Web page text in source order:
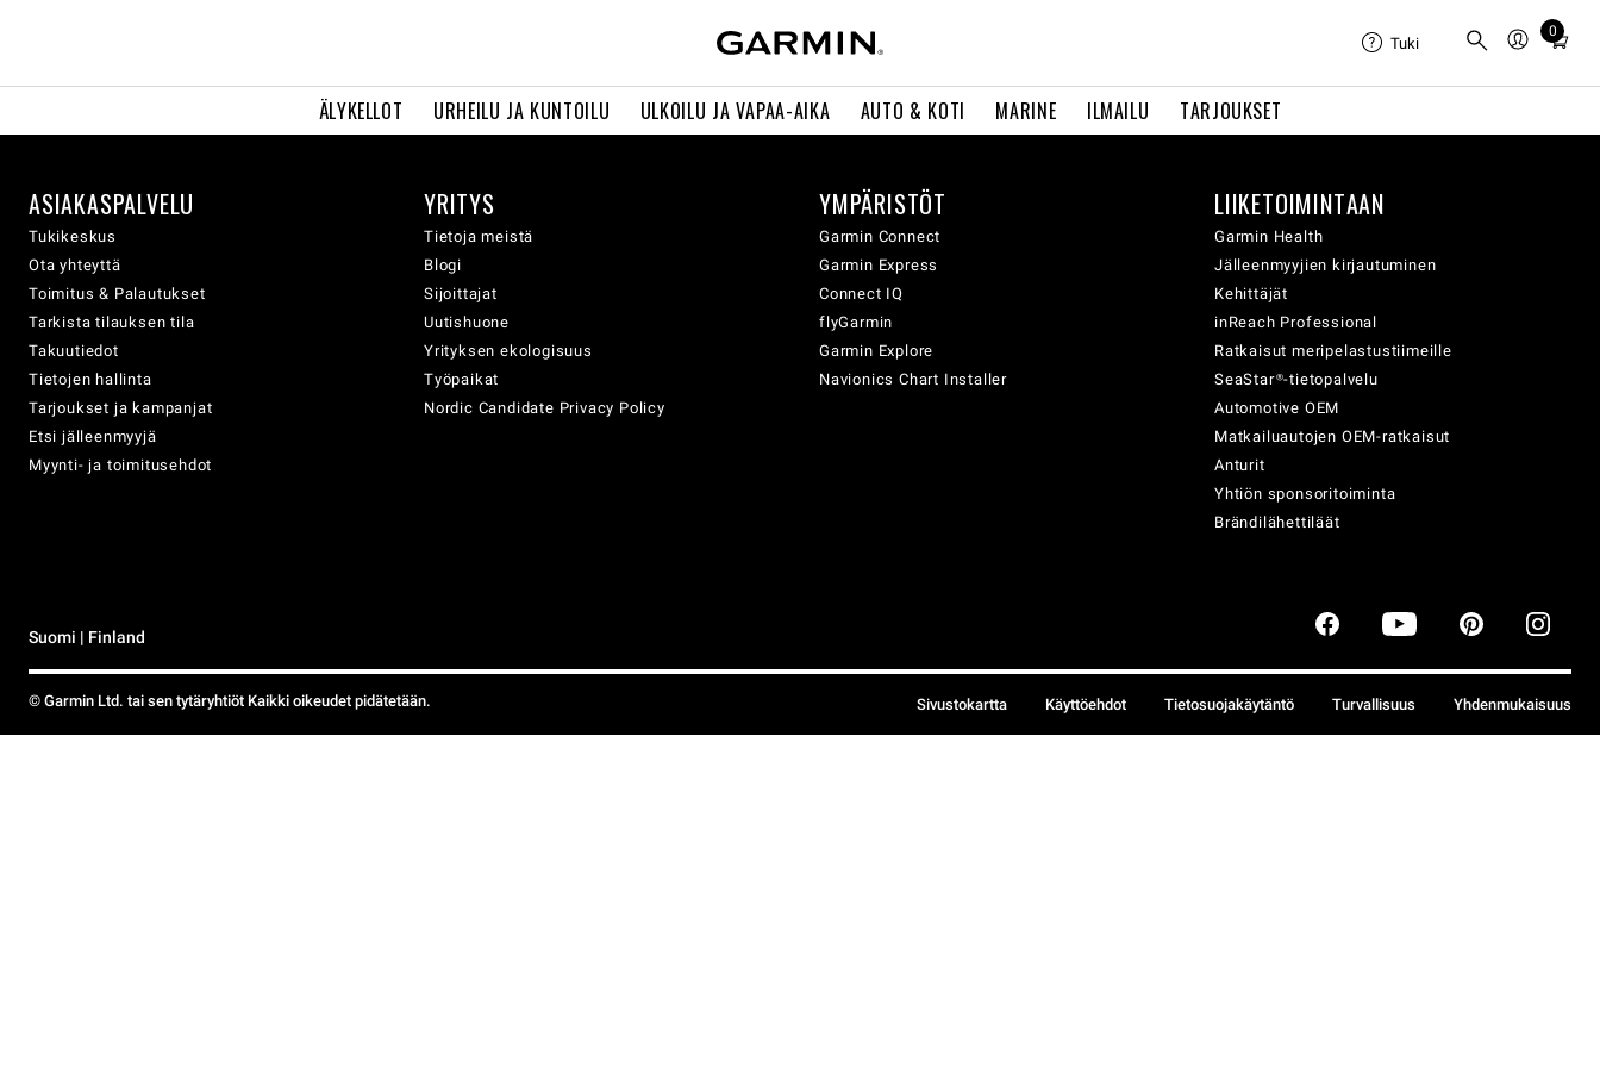
ÄLYKELLOT URHEILU JA KUNTOILU ULKOILU JA VAPAA-AIKA AUTO & KOTI MARINE ILMAILU TARJOUKSET
Tuki
0
Total
cart:
ASIAKASPALVELU
Tukikeskus
Ota yhteyttä
Toimitus & Palautukset
Tarkista tilauksen tila
Takuutiedot
Tietojen hallinta
Tarjoukset ja kampanjat
Etsi jälleenmyyjä
Myynti- ja toimitusehdot
YRITYS
Tietoja meistä
Blogi
Sijoittajat
Uutishuone
Yrityksen ekologisuus
Työpaikat
Nordic Candidate Privacy Policy
YMPÄRISTÖT
Garmin Connect
Garmin Express
Connect IQ
flyGarmin
Garmin Explore
Navionics Chart Installer
LIIKETOIMINTAAN
Garmin Health
Jälleenmyyjien kirjautuminen
Kehittäjät
inReach Professional
Ratkaisut meripelastustiimeille
SeaStar®-tietopalvelu
Automotive OEM
Matkailuautojen OEM-ratkaisut
Anturit
Yhtiön sponsoritoiminta
Brändilähettiläät
Suomi | Finland
© Garmin Ltd. tai sen tytäryhtiöt Kaikki oikeudet pidätetään. Sivustokartta Käyttöehdot Tietosuojakäytäntö Turvallisuus Yhdenmukaisuus